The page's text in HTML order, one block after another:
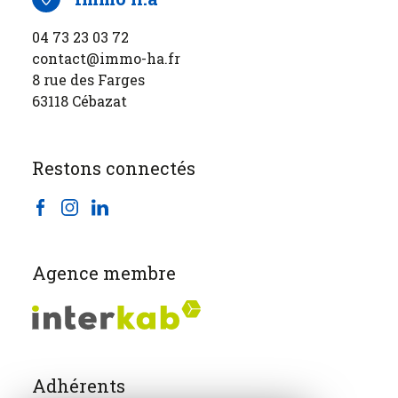
04 73 23 03 72
contact@immo-ha.fr
8 rue des Farges
63118 Cébazat
Restons connectés
Agence membre
Adhérents